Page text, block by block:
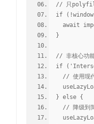
// 只polyfill
if
await
}
// 非核心功
if
// 使用现代
} else {
// 降级到